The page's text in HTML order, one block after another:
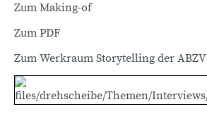
Zum Making-of
Zum PDF
Zum Werkraum Storytelling der ABZV